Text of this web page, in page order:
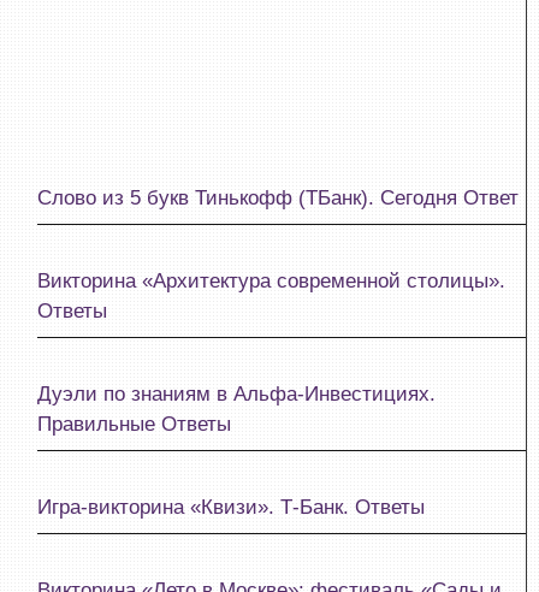
Слово из 5 букв Тинькофф (ТБанк). Сегодня Ответ
Викторина «Архитектура современной столицы».
Ответы
Дуэли по знаниям в Альфа-Инвестициях.
Правильные Ответы
Игра-викторина «Квизи». Т‑Банк. Ответы